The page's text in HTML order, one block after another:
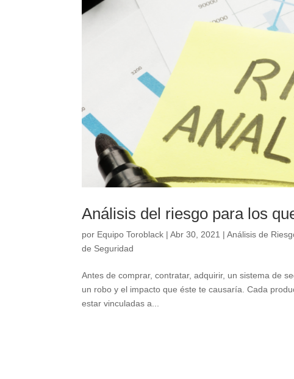
Análisis del riesgo para los
por Equipo Toroblack |Abr 30, 2021 |Análisis de
de Seguridad
Antes de comprar, contratar, adquirir, un sistema de
un robo y el impacto que éste te causaría. Cada
estar vinculadas a...